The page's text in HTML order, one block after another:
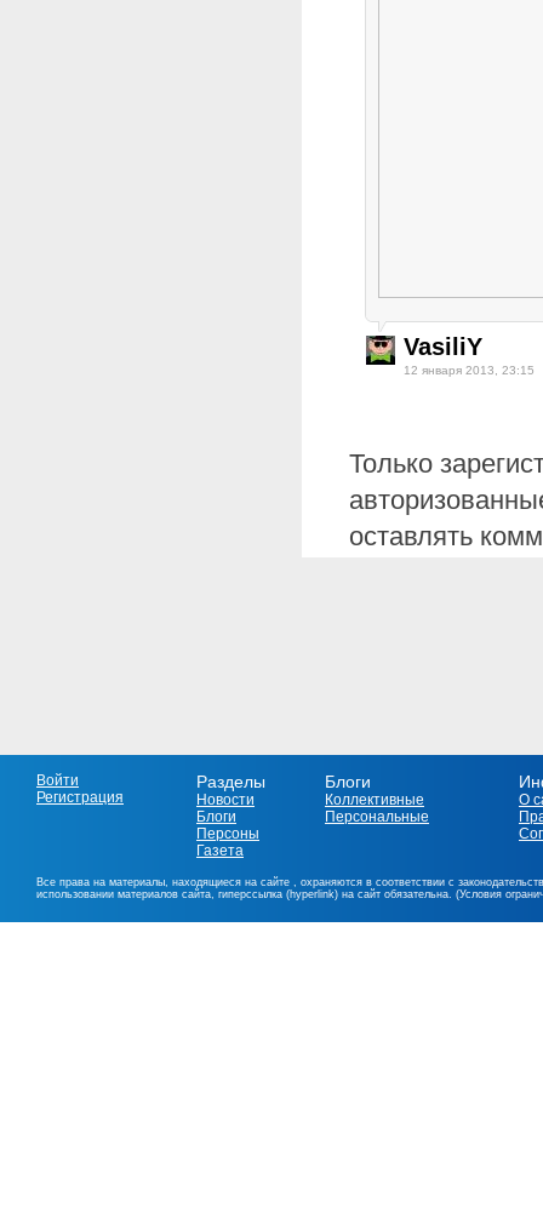
VasiliY
12 января 2013, 23:15
Только
оставлять
Войти
Регистрация
Разделы
Новости
Блоги
Персоны
Газета
Блоги
Коллективные
Персональные
О
Все права на материалы, находящиеся на сайте , охраняются в соответствии с
использовании материалов сайта, гиперссылка (hyperlink) на сайт обязательна. (Условия